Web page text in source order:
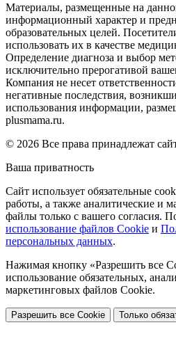
Материалы, размещенные на
информационный характер и
образовательных целей.
использовать их в качестве
Определение диагноза и выбор
исключительно прерогативой
Компания не несет
негативные последствия,
использования информации,
plusmama.ru.
© 2026 Все права принадлежат
Ваша приватность
Сайт использует обязательные
работы, а также аналитические и
файлы только с вашего согласия.
использование файлов Cookie и
персональных данных.
Нажимая кнопку «Разрешить все
использование обязательных,
маркетинговых файлов Cookie.
Разрешить все Cookie Только